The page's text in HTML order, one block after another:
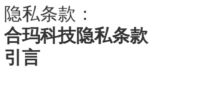
隐私条款：
合玛科技隐私条款
引言